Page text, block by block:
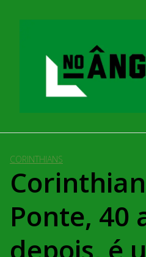
CORINTHIANS
Ponte, 40